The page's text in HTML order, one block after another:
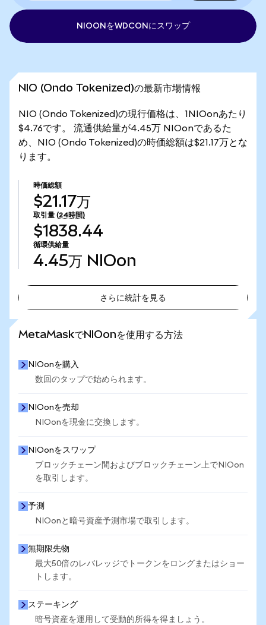
NIOONをWDCONにスワップ
NIO (Ondo Tokenized)の最新市場情報
NIO (Ondo Tokenized)の現行価格は、1NIOonあたり
$4.76です。 流通供給量が4.45万 NIOonであるた
め、NIO (Ondo Tokenized)の時価総額は$21.17万とな
ります。
時価総額
$21.17万
取引量 (24時間)
$1838.44
循環供給量
4.45万 NIOon
さらに統計を見る
MetaMaskでNIOonを使用する方法
NIOonを購入
数回のタップで始められます。
NIOonを売却
NIOonを現金に交換します。
NIOonをスワップ
ブロックチェーン間およびブロックチェーン上でNIOon
を取引します。
予測
NIOonと暗号資産予測市場で取引します。
無期限先物
最大50倍のレバレッジでトークンをロングまたはショー
トします。
ステーキング
暗号資産を運用して受動的所得を得ましょう。